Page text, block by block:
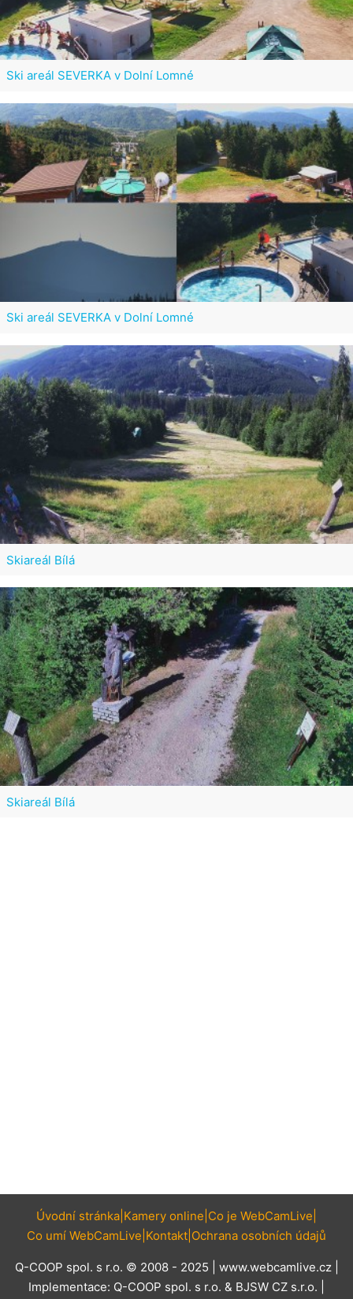
Ski areál SEVERKA v Dolní Lomné
Ski areál SEVERKA v Dolní Lomné
Skiareál Bílá
Skiareál Bílá
Úvodní stránka Kamery online Co je WebCamLive
Co umí WebCamLive Kontakt Ochrana osobních údajů
Q-COOP spol. s r.o. © 2008 - 2025 | www.webcamlive.cz|
Implementace: Q-COOP spol. s r.o. & BJSW CZ s.r.o.